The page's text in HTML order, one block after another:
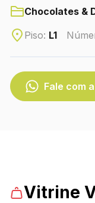
(41) 3216-1700
WhatsApp
Chocolates &
Piso: L1
Fale com
Vitrine